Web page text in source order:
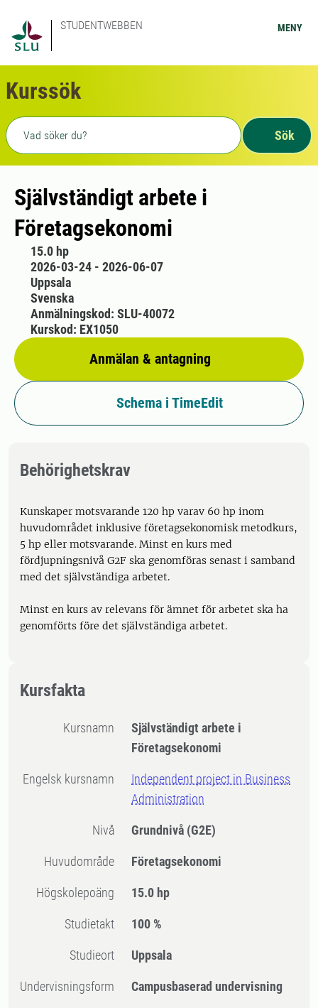
STUDENTWEBBEN MENY
Kurssök
Fritext sökning
Sök
Självständigt arbete i
Företagsekonomi
15.0 hp
2026-03-24 - 2026-06-07
Uppsala
Svenska
Anmälan & antagning
Anmälningskod: SLU-40072
Kurskod: EX1050
Schema i TimeEdit
Behörighetskrav
Kunskaper motsvarande 120 hp varav 60 hp inom
huvudområdet inklusive företagsekonomisk metodkurs,
5 hp eller motsvarande. Minst en kurs med
fördjupningsnivå G2F ska genomföras senast i samband
med det självständiga arbetet.
Minst en kurs av relevans för ämnet för arbetet ska ha
genomförts före det självständiga arbetet.
Kursfakta
Kursnamn
Självständigt arbete i
Företagsekonomi
Engelsk kursnamn
Independent project in Business
Administration
Nivå Grundnivå (G2E)
Huvudområde Företagsekonomi
högskolepoäng 15.0 hp
Studietakt 100 %
Studieort Uppsala
Undervisningsform Campusbaserad undervisning